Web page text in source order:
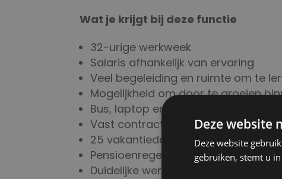
Wat je krijgt bij deze functie
32-urige werkweek
Salaris afhankelijk van ervaring
Veel begeleiding en ruimte om te
Mogelijkheid om door te groeien
Bus, laptop en telefoon waar nodig
Vast contract vanaf dag één
25 vakantiedagen + 8%
Pensioenregeling waarvan 50%
Duidelijke werkstructuur en veel
Deze website
Deze website
gebruiken, stemt u